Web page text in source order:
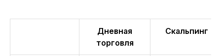
Дневная
торговля
Скальпинг